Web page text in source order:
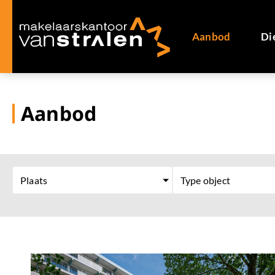
Aanbod
Aanbod
Plaats Type object